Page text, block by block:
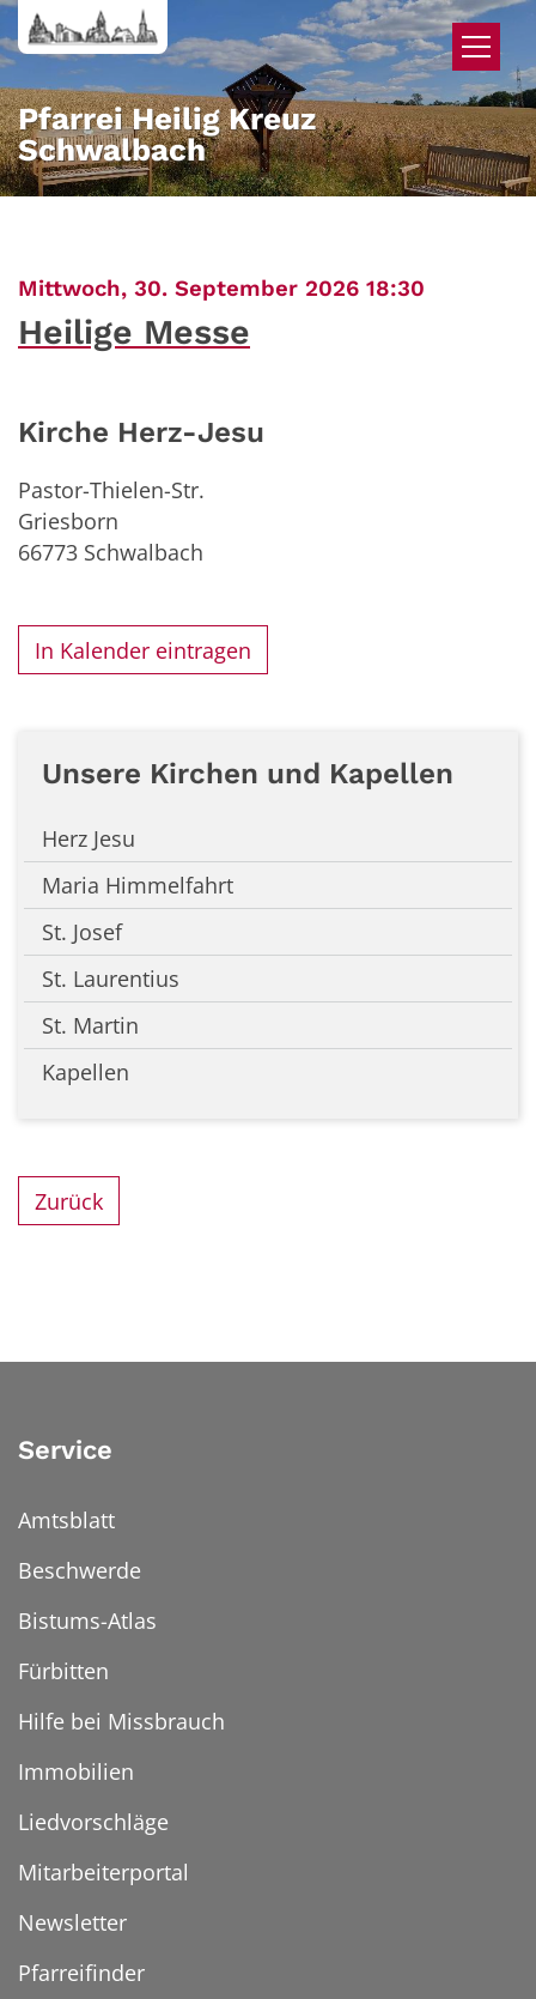
Zum Inhalt springen
Pfarrei Heilig Kreuz
Schwalbach
Mittwoch, 30. September 2026 18:30
Heilige Messe
Kirche Herz-Jesu
Pastor-Thielen-Str.
Griesborn
66773 Schwalbach
In Kalender eintragen
Unsere Kirchen und Kapellen
Herz Jesu
Maria Himmelfahrt
St. Josef
St. Laurentius
St. Martin
Kapellen
Zurück
Service
Amtsblatt
Beschwerde
Bistums-Atlas
Fürbitten
Hilfe bei Missbrauch
Immobilien
Liedvorschläge
Mitarbeiterportal
Newsletter
Pfarreifinder